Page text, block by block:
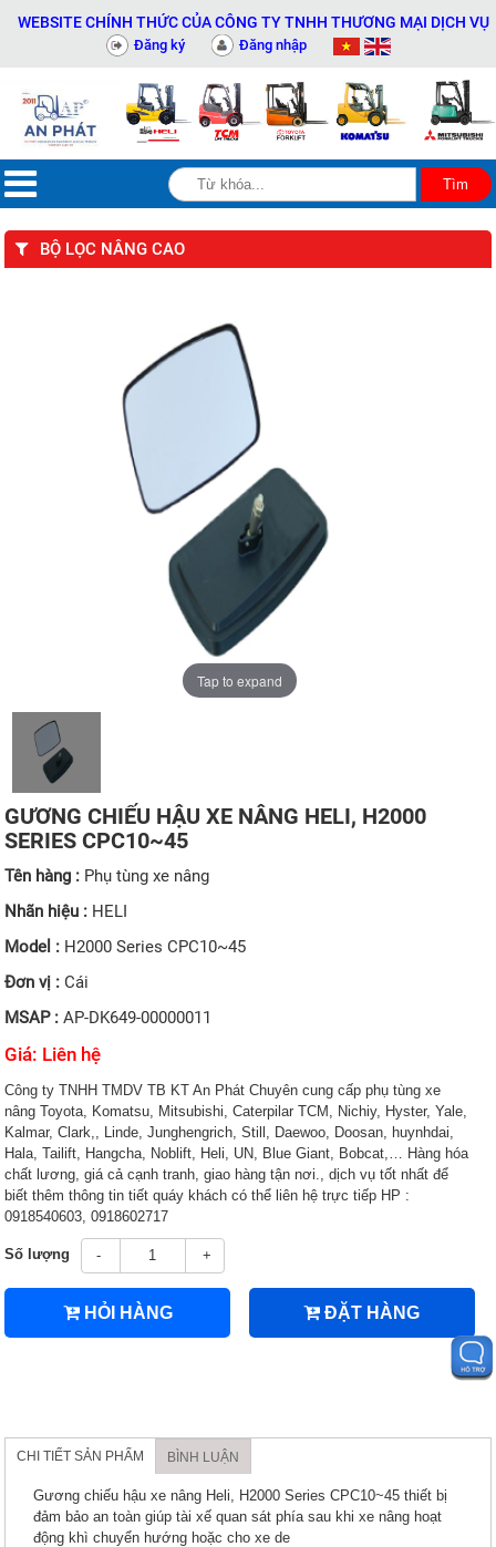
CHÍNH THỨC CỦA CÔNG TY TNHH THƯƠNG MẠI DỊCH VỤ
Đăng ký Đăng nhập
BỘ LỌC NÂNG CAO
Tap to expand
GƯƠNG CHIẾU HẬU XE NÂNG HELI, H2000
SERIES CPC10~45
Tên hàng : Phụ tùng xe nâng
Nhãn hiệu : HELI
Model : H2000 Series CPC10~45
Đơn vị :Cái
MSAP :AP-DK649-00000011
Giá: Liên hệ
Công ty TNHH TMDV TB KT An Phát Chuyên cung cấp phụ tùng xe
nâng Toyota, Komatsu, Mitsubishi, Caterpilar TCM, Nichiy, Hyster, Yale,
Kalmar, Clark,, Linde, Junghengrich, Still, Daewoo, Doosan, huynhdai,
Hala, Tailift, Hangcha, Noblift, Heli, UN, Blue Giant, Bobcat,… Hàng hóa
chất lương, giá cả cạnh tranh, giao hàng tận nơi., dịch vụ tốt nhất để
biết thêm thông tin tiết quáy khách có thể liên hệ trực tiếp HP :
0918540603, 0918602717
Số lượng - +
HỎI HÀNG ĐẶT HÀNG
CHI TIẾT SẢN PHẨM BÌNH LUẬN
Gương chiếu hậu xe nâng Heli, H2000 Series CPC10~45 thiết bị
đảm bảo an toàn giúp tài xế quan sát phía sau khi xe nâng hoạt
động khì chuyển hướng hoặc cho xe de